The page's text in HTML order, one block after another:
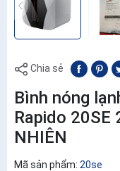
Chia sẻ
Bình nóng
Rapido 20SE
NHIÊN
Mã sản phẩm: 20se